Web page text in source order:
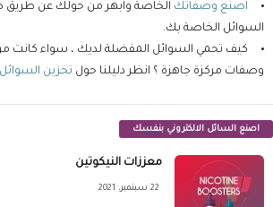
اصنع وصفاتكالخاصة وابهر من حولك عن طريق
السوائل الخاصة بك.
كيف تحمي السوائل المفضلة لديك ، سواء كانت
وصفات مركزة جاهزة ؟ انظر دليلنا حول تخزين السوائل
اصنع السائل الالكتروني بنفسك
معززات النيكوتين
22 سبتمبر، 2021